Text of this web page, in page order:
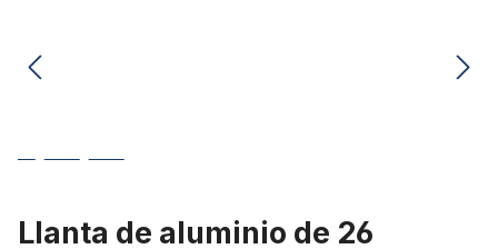
Llanta de aluminio de 26